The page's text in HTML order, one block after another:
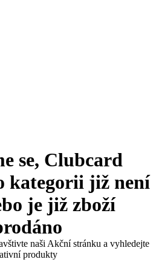
se, Clubcard
kategorii již není
je již zboží
naši Akční stránku a vyhledejte
produkty